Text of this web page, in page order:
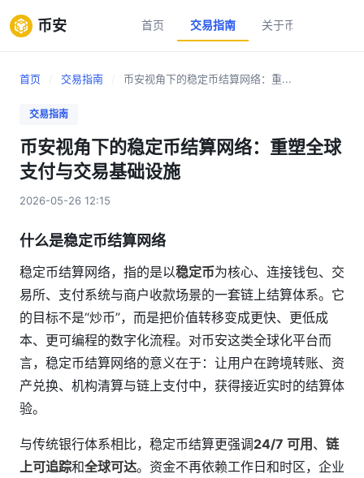
币安 首页 交易指南 关于币安
首页 交易指南 币安视角下的稳定币结算网络：重...
交易指南
币安视角下的稳定币结算网络：重塑全球
支付与交易基础设施
2026-05-26 12:15
什么是稳定币结算网络
稳定币结算网络，指的是以稳定币为核心、连接钱包、交
易所、支付系统与商户收款场景的一套链上结算体系。它
的目标不是“炒币”，而是把价值转移变成更快、更低成
本、更可编程的数字化流程。对币安这类全球化平台而
言，稳定币结算网络的意义在于：让用户在跨境转账、资
产兑换、机构清算与链上支付中，获得接近实时的结算体
验。
与传统银行体系相比，稳定币结算更强调24/7 可用 、 链
上可追踪和全球可达。资金不再依赖工作日和时区，企业